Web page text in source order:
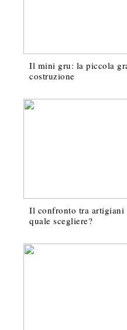
Il mini gru: la piccola
costruzione
Il confronto tra artigiani
quale scegliere?